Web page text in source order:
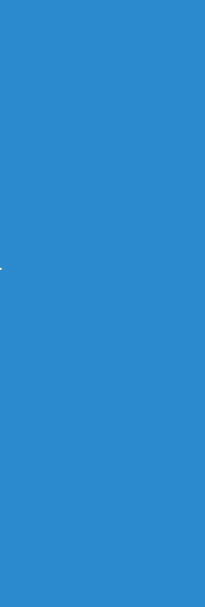
المستشرق الإنجليزي “رينولد. أ.